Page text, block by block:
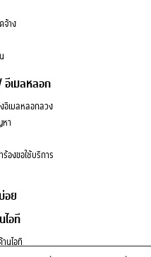
จ้าง
เมลหลอก
อีเมลหลอกลวง
า
องขอใช้บริการ
อย
ไอที
นไอที